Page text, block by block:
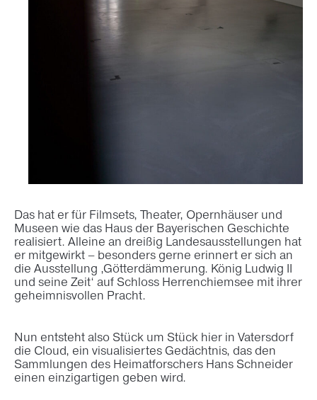
Das hat er für Filmsets, Theater, Opernhäuser und
Museen wie das Haus der Bayerischen Geschichte
realisiert. Alleine an dreißig Landesausstellungen hat
er mitgewirkt – besonders gerne erinnert er sich an
die Ausstellung ‚Götterdämmerung. König Ludwig II
und seine Zeit‘ auf Schloss Herrenchiemsee mit ihrer
geheimnisvollen Pracht.
Nun entsteht also Stück um Stück hier in Vatersdorf
die Cloud, ein visualisiertes Gedächtnis, das den
Sammlungen des Heimatforschers Hans Schneider
einen einzigartigen geben wird.